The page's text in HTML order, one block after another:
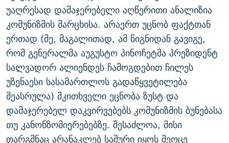
უაღრესად დამაჯერებელი აღწერითი ანალიზია
კომუნიზმის მარცხისა. არაერთ უცნობ ფაქტთან
ერთად (მე, მაგალითად, ამ წიგნიდან გავიგე,
რომ გენერალმა აუგუსტო პინოჩეტმა პრეზიდენტ
სალვადორ ალიენდეს ჩამოგდებით ჩილეს
უზენაესი სასამართლოს გადაწყვეტილება
შეასრულა) მკითხველი ეცნობა ზუსტ და
დამაჯერებელ დაკვირვებებს კომუნიზმის ბუნებასა
თუ კანონზომიერებებზე. შესაძლოა, მისი
თარგმნაც არანაკლებ საშური იყოს მეოცე